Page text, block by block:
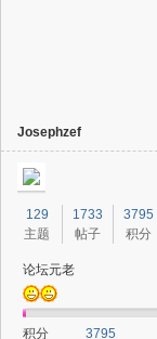
Josephzef
129
主题
1733
帖子
3795
积分
论坛元老
积分
3795